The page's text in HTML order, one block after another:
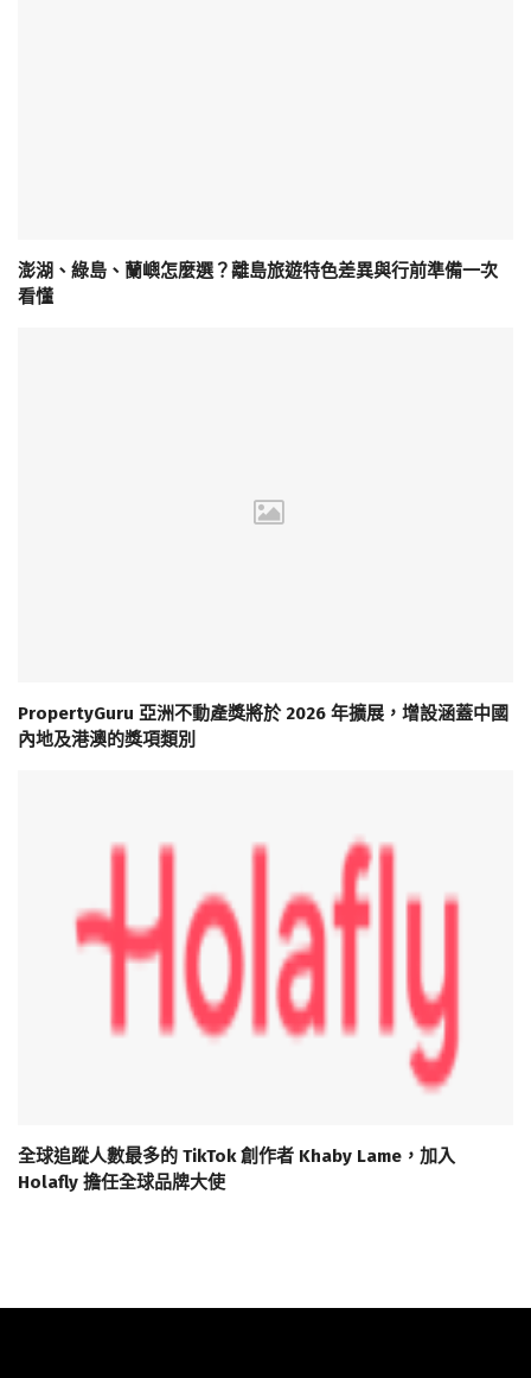
澎湖、綠島、蘭嶼怎麼選？離島旅遊特色差異與行前準備一次
看懂
PropertyGuru 亞洲不動產獎將於 2026 年擴展，增設涵蓋中國
內地及港澳的獎項類別
全球追蹤人數最多的 TikTok 創作者 Khaby Lame，加入
Holafly 擔任全球品牌大使